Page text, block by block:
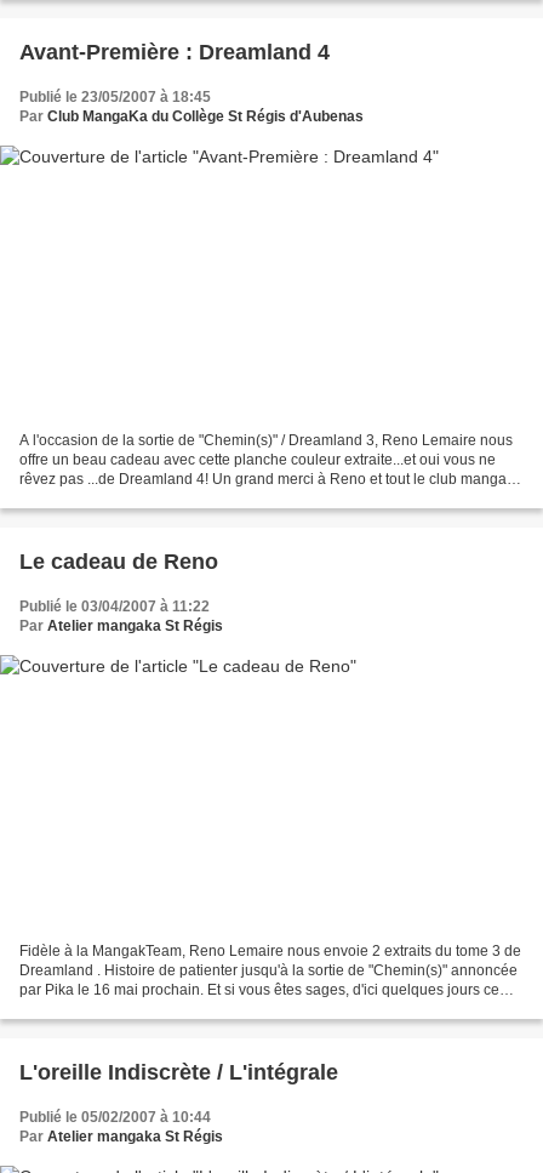
Avant-Première : Dreamland 4
Publié le 23/05/2007 à 18:45
Par Club MangaKa du Collège St Régis d'Aubenas
A l'occasion de la sortie de "Chemin(s)" / Dreamland 3, Reno Lemaire nous
offre un beau cadeau avec cette planche couleur extraite...et oui vous ne
rêvez pas ...de Dreamland 4! Un grand merci à Reno et tout le club manga
Le cadeau de Reno
Publié le 03/04/2007 à 11:22
Par Atelier mangaka St Régis
Fidèle à la MangakTeam, Reno Lemaire nous envoie 2 extraits du tome 3 de
Dreamland . Histoire de patienter jusqu'à la sortie de "Chemin(s)" annoncée
par Pika le 16 mai prochain. Et si vous êtes sages, d'ici quelques jours ce
L'oreille Indiscrète / L'intégrale
Publié le 05/02/2007 à 10:44
Par Atelier mangaka St Régis